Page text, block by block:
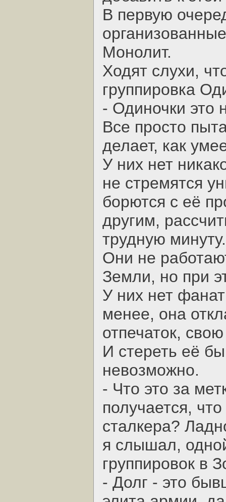
В первую
Монолит.
Ходят слухи,
группировка
- Одиночки это
Все просто
делает, как
У них нет
не стремятся
борются с её
другим,
трудную минуту.
Они не
Земли, но при
У них нет
менее, она
отпечаток,
И стереть её
невозможно.
- Что это за
получается,
сталкера?
я слышал,
группировок в
- Долг - это